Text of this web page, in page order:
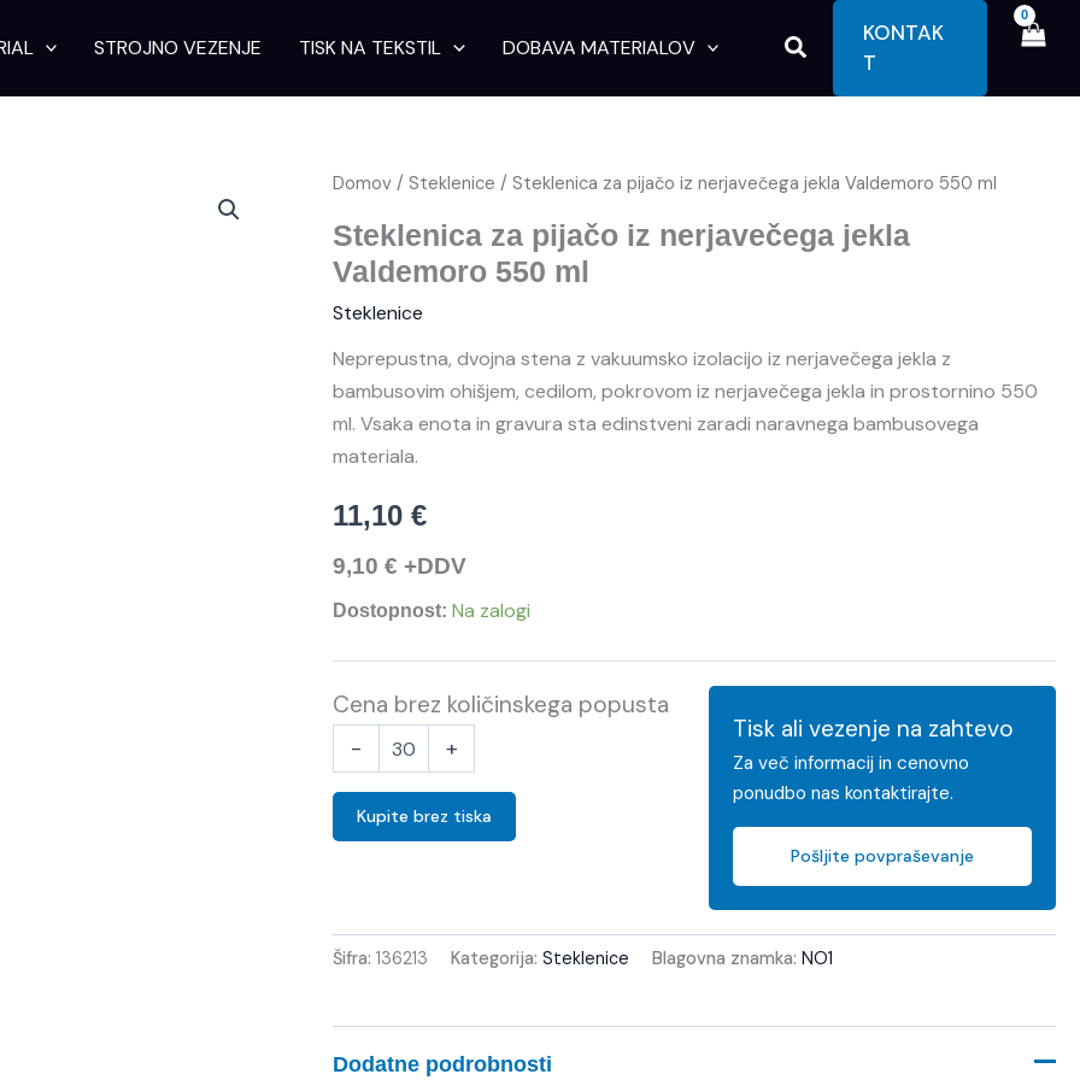
STROJNO VEZENJE TISK NA TEKSTIL DOBAVA MATERIALOV Search
KONTAK
T
Domov / Steklenice / Steklenica za pijačo iz nerjavečega jekla Valdemoro 550 ml
Steklenica za pijačo iz nerjavečega jekla
Valdemoro 550 ml
Steklenice
Neprepustna, dvojna stena z vakuumsko izolacijo iz nerjavečega jekla z
bambusovim ohišjem, cedilom, pokrovom iz nerjavečega jekla in prostornino 550
ml. Vsaka enota in gravura sta edinstveni zaradi naravnega bambusovega
materiala.
11,10€
9,10€ +DDV
Dostopnost: Na zalogi
Cena brez količinskega popusta
-
Steklenica
pijačo
iz
nerjavečega
Valdemoro
550
ml
količina
+
Kupite brez tiska
Tisk ali vezenje na zahtevo
Za več informacij in cenovno
ponudbo nas kontaktirajte.
Pošljite povpraševanje
Šifra:136213 Kategorija:Steklenice Blagovna znamka:NO1
Dodatne podrobnosti